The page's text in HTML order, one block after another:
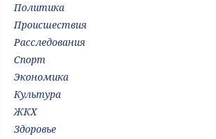
Политика
Происшествия
Расследования
Спорт
Экономика
Культура
ЖКХ
Здоровье